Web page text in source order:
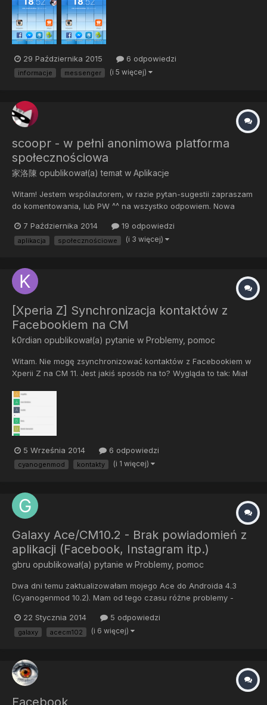
nich żadna informacja o nieodebranej wiadomości czy też o
nowym zdarzeniu. Podczas gdy u innych takie informacje są.
Przy wi...
29 Października 2015 6 odpowiedzi
informacje messenger (i 5 więcej)
scoopr - w pełni anonimowa platforma
społecznościowa
家洛陳 opublikował(a) temat w Aplikacje
Witam! Jestem wspólautorem, w razie pytan-sugestii zapraszam
do komentowania, lub PW ^^ na wszystko odpowiem. Nowa
spolecznosciowych. To co wyroznia aplikacje, to pelna
anonimowosc. Chce zeby kazdy mógl wypowiadac sie
7 Października 2014 19 odpowiedzi
aplikacja społecznościowe (i 3 więcej)
[Xperia Z] Synchronizacja kontaktów z
Facebookiem na CM
k0rdian opublikował(a) pytanie w Problemy, pomoc
Witam. Nie mogę zsynchronizować kontaktów z Facebookiem w
Xperii Z na CM 11. Jest jakiś sposób na to? Wygląda to tak: Miał
5 Września 2014 6 odpowiedzi
cyanogenmod kontakty (i 1 więcej)
Galaxy Ace/CM10.2 - Brak powiadomień z
aplikacji (Facebook, Instagram itp.)
gbru opublikował(a) pytanie w Problemy, pomoc
Dwa dni temu zaktualizowałam mojego Ace do Androida 4.3
(Cyanogenmod 10.2). Mam od tego czasu różne problemy -
przed aktualizacją itp, jednak największym z nich jest to, że nie
dostaję powiadomień z aplikacji. SMSy normalnie się wyświetlaj...
22 Stycznia 2014 5 odpowiedzi
galaxy acecm102 (i 6 więcej)